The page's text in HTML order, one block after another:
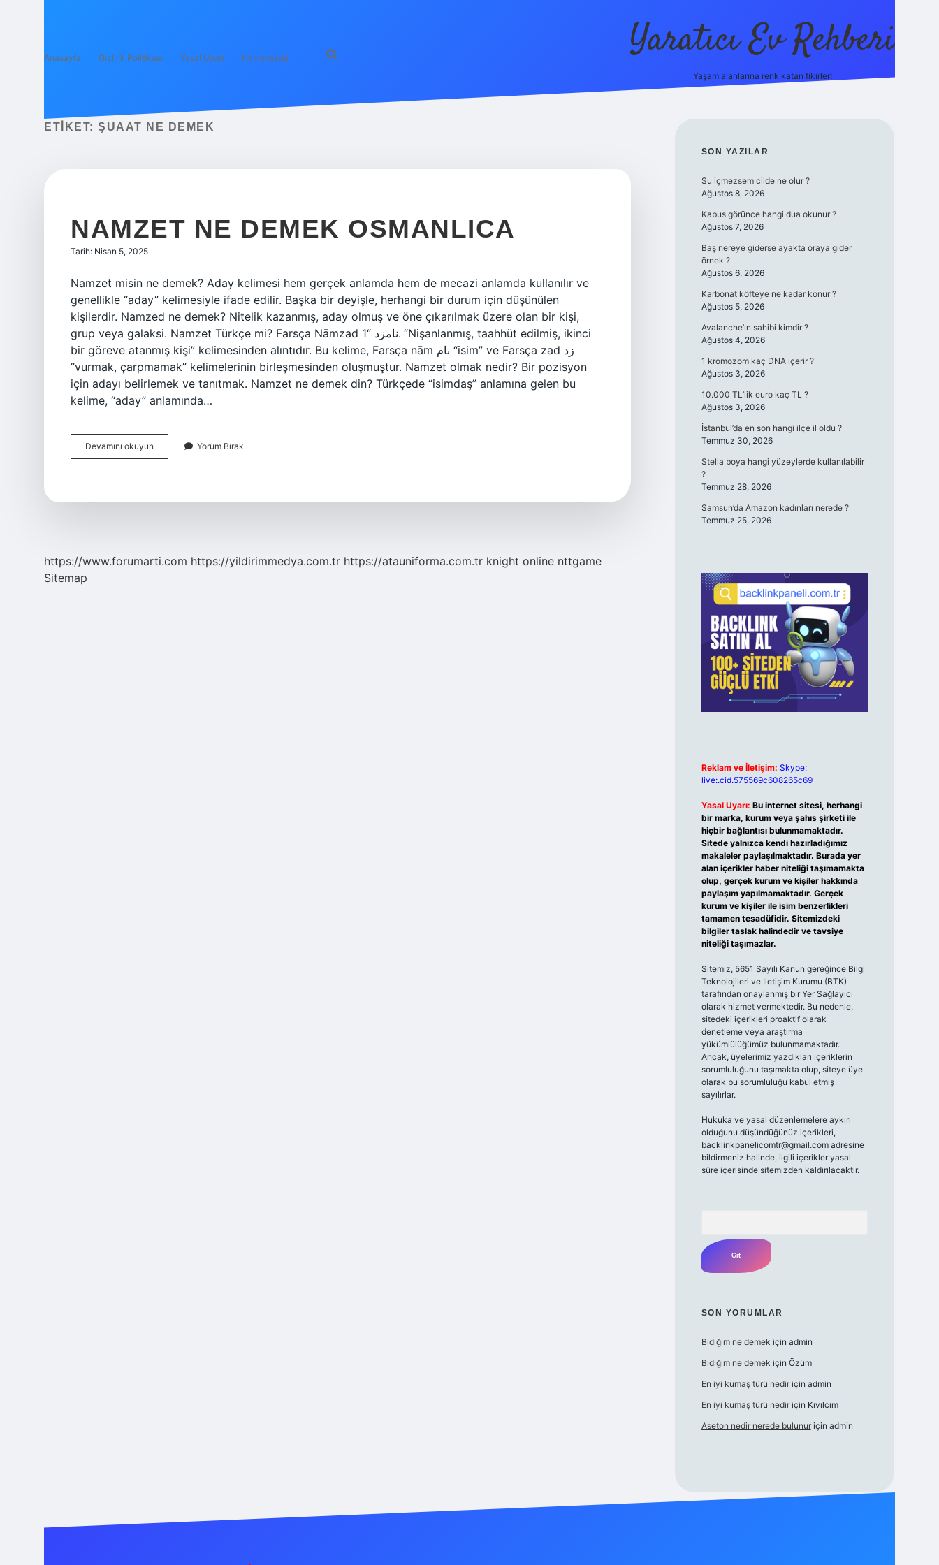
Anasayfa Gizlilik Politikası Yasal Uyarı Hakkımızda Yaratıcı Ev Rehberi
Yaşam alanlarına renk katan fikirler!
ETIKET: ŞUAAT NE DEMEK
NAMZET NE DEMEK OSMANLICA
Tarih: Nisan 5, 2025
Namzet misin ne demek? Aday kelimesi hem gerçek anlamda hem de mecazi anlamda kullanılır ve
genellikle “aday” kelimesiyle ifade edilir. Başka bir deyişle, herhangi bir durum için düşünülen
kişilerdir. Namzed ne demek? Nitelik kazanmış, aday olmuş ve öne çıkarılmak üzere olan bir kişi,
grup veya galaksi. Namzet Türkçe mi? Farsça Nāmzad نامزد “1. “Nişanlanmış, taahhüt edilmiş, ikinci
bir göreve atanmış kişi” kelimesinden alıntıdır. Bu kelime, Farsça nām نام “isim” ve Farsça zad زد
“vurmak, çarpmamak” kelimelerinin birleşmesinden oluşmuştur. Namzet olmak nedir? Bir pozisyon
için adayı belirlemek ve tanıtmak. Namzet ne demek din? Türkçede “isimdaş” anlamına gelen bu
kelime, “aday” anlamında…
Devamını okuyun
Ne
Yorum Bırak
https://www.forumarti.com https://yildirimmedya.com.tr https://atauniforma.com.tr knight online nttgame
Sitemap
SIDEBAR
SON YAZILAR
Su içmezsem cilde ne olur ?
Ağustos 8, 2026
Kabus görünce hangi dua okunur ?
Ağustos 7, 2026
Baş nereye giderse ayakta oraya gider
örnek ?
Ağustos 6, 2026
Karbonat köfteye ne kadar konur ?
Ağustos 5, 2026
Avalanche’ın sahibi kimdir ?
Ağustos 4, 2026
1 kromozom kaç DNA içerir ?
Ağustos 3, 2026
10.000 TL’lik euro kaç TL ?
Ağustos 3, 2026
İstanbul’da en son hangi ilçe il oldu ?
Temmuz 30, 2026
Stella boya hangi yüzeylerde kullanılabilir
?
Temmuz 28, 2026
Samsun’da Amazon kadınları nerede ?
Temmuz 25, 2026
Reklam ve İletişim: Skype:
live:.cid.575569c608265c69
Yasal Uyarı: Bu internet sitesi, herhangi
bir marka, kurum veya şahıs şirketi ile
hiçbir bağlantısı bulunmamaktadır.
Sitede yalnızca kendi hazırladığımız
makaleler paylaşılmaktadır. Burada yer
alan içerikler haber niteliği taşımamakta
olup, gerçek kurum ve kişiler hakkında
paylaşım yapılmamaktadır. Gerçek
kurum ve kişiler ile isim benzerlikleri
tamamen tesadüfidir. Sitemizdeki
bilgiler taslak halindedir ve tavsiye
niteliği taşımazlar.
Sitemiz, 5651 Sayılı Kanun gereğince Bilgi
Teknolojileri ve İletişim Kurumu (BTK)
tarafından onaylanmış bir Yer Sağlayıcı
olarak hizmet vermektedir. Bu nedenle,
sitedeki içerikleri proaktif olarak
denetleme veya araştırma
yükümlülüğümüz bulunmamaktadır.
Ancak, üyelerimiz yazdıkları içeriklerin
sorumluluğunu taşımakta olup, siteye üye
olarak bu sorumluluğu kabul etmiş
sayılırlar.
Hukuka ve yasal düzenlemelere aykırı
olduğunu düşündüğünüz içerikleri,
backlinkpanelicomtr@gmail.comadresine
bildirmeniz halinde, ilgili içerikler yasal
süre içerisinde sitemizden kaldırılacaktır.
SON YORUMLAR
Bıdığım ne demek için admin
Bıdığım ne demek için Özüm
En iyi kumaş türü nediriçin admin
En iyi kumaş türü nediriçin Kıvılcım
Aseton nedir nerede bulunuriçin admin